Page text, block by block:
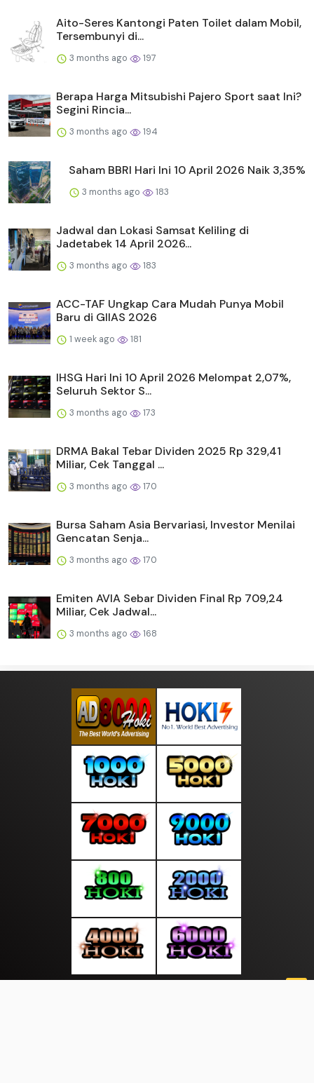
Aito-Seres Kantongi Paten Toilet dalam Mobil,
Tersembunyi di...
3 months ago 197
Berapa Harga Mitsubishi Pajero Sport saat Ini?
Segini Rincia...
3 months ago 194
Saham BBRI Hari Ini 10 April 2026 Naik 3,35%
3 months ago 183
Jadwal dan Lokasi Samsat Keliling di
Jadetabek 14 April 2026...
3 months ago 183
ACC-TAF Ungkap Cara Mudah Punya Mobil
Baru di GIIAS 2026
1 week ago 181
IHSG Hari Ini 10 April 2026 Melompat 2,07%,
Seluruh Sektor S...
3 months ago 173
DRMA Bakal Tebar Dividen 2025 Rp 329,41
Miliar, Cek Tanggal ...
3 months ago 170
Bursa Saham Asia Bervariasi, Investor Menilai
Gencatan Senja...
3 months ago 170
Emiten AVIA Sebar Dividen Final Rp 709,24
Miliar, Cek Jadwal...
3 months ago 168